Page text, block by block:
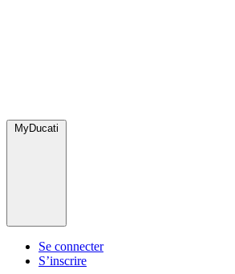
MyDucati
Se connecter
S’inscrire